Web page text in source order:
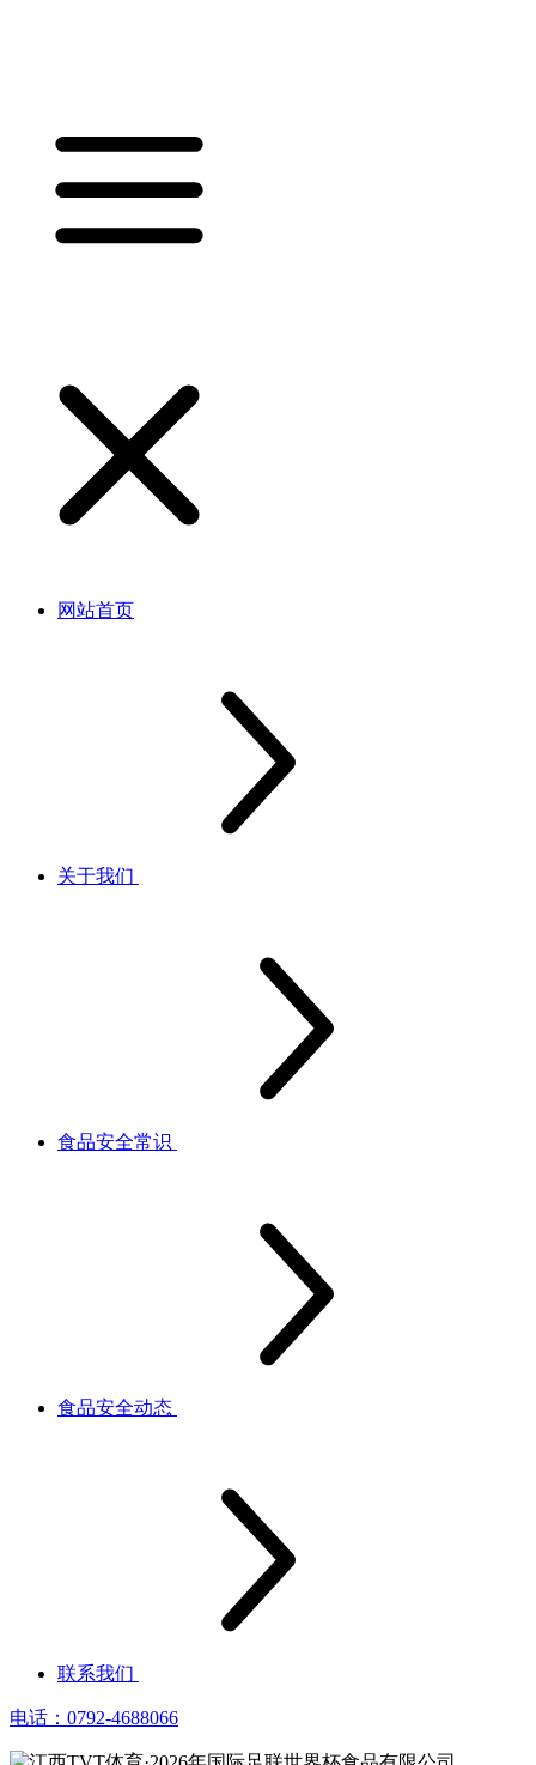
网站首页
关于我们
食品安全常识
食品安全动态
联系我们
电话：0792-4688066